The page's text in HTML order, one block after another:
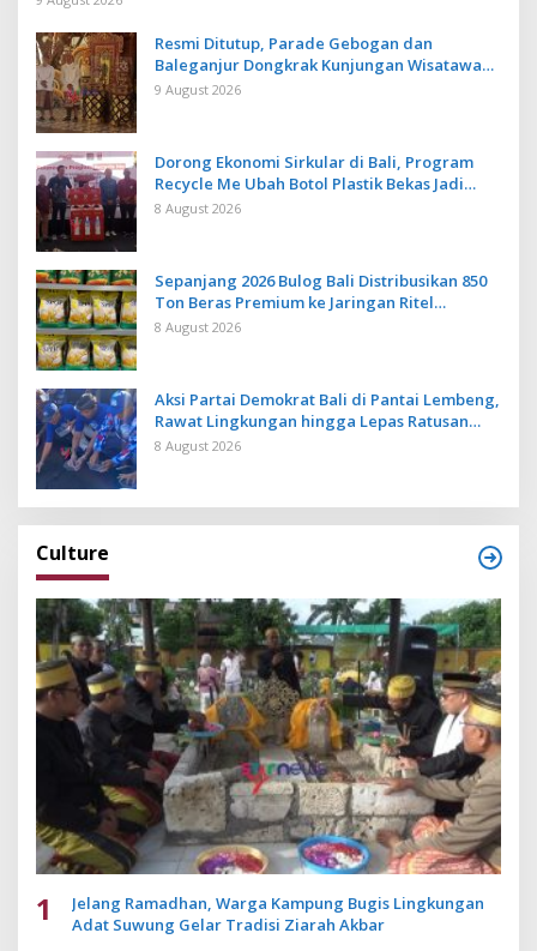
Resmi Ditutup, Parade Gebogan dan
Baleganjur Dongkrak Kunjungan Wisatawan
Ulun Danu Beratan dan The Blooms
9 August 2026
Dorong Ekonomi Sirkular di Bali, Program
Recycle Me Ubah Botol Plastik Bekas Jadi
Bahan Baku Baru
8 August 2026
Sepanjang 2026 Bulog Bali Distribusikan 850
Ton Beras Premium ke Jaringan Ritel
Moderen
8 August 2026
Aksi Partai Demokrat Bali di Pantai Lembeng,
Rawat Lingkungan hingga Lepas Ratusan
Tukik Bedawang Nala
8 August 2026
Culture
1
Jelang Ramadhan, Warga Kampung Bugis Lingkungan
Adat Suwung Gelar Tradisi Ziarah Akbar